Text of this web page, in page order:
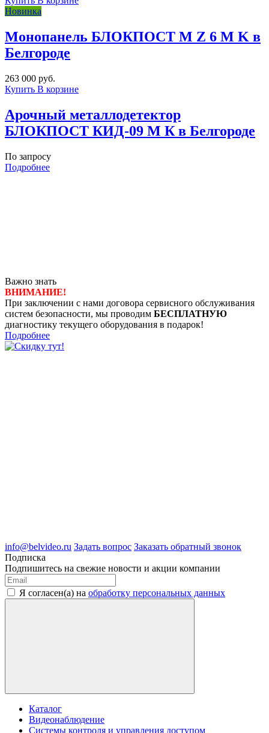
Новинка
Монопанель БЛОКПОСТ M Z 6 M K в
Белгороде
263 000 руб.
Купить В корзине
Арочный металлодетектор
БЛОКПОСТ КИД-09 М К в Белгороде
По запросу
Подробнее
Важно знать
ВНИМАНИЕ!
При заключении с нами договора сервисного обслуживания
систем безопасности, мы проводим БЕСПЛАТНУЮ
диагностику текущего оборудования в подарок!
Подробнее
info@belvideo.ru Задать вопрос Заказать обратный звонок
Подписка
Подпишитесь на свежие новости и акции компании
Я согласен(а) на обработку персональных данных
Каталог
Видеонаблюдение
Системы контроля и управления доступом